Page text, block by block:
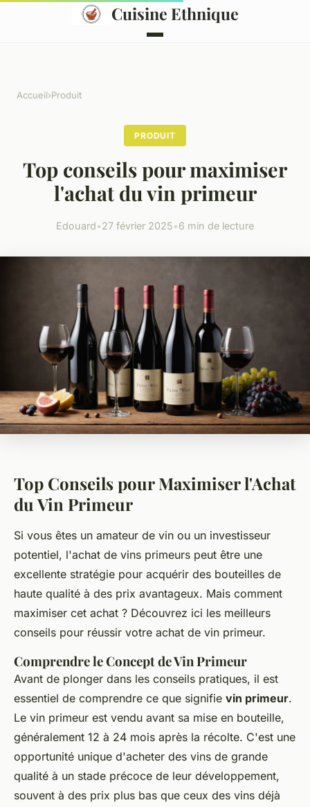
Cuisine Ethnique
Accueil›Produit
PRODUIT
Top conseils pour maximiser
l'achat du vin primeur
Edouard•27 février 2025•6 min de lecture
Top Conseils pour Maximiser l'Achat
du Vin Primeur
Si vous êtes un amateur de vin ou un investisseur
potentiel, l'achat de vins primeurs peut être une
excellente stratégie pour acquérir des bouteilles de
haute qualité à des prix avantageux. Mais comment
maximiser cet achat ? Découvrez ici les meilleurs
conseils pour réussir votre achat de vin primeur.
Comprendre le Concept de Vin Primeur
Avant de plonger dans les conseils pratiques, il est
essentiel de comprendre ce que signifie vin primeur.
Le vin primeur est vendu avant sa mise en bouteille,
généralement 12 à 24 mois après la récolte. C'est une
opportunité unique d'acheter des vins de grande
qualité à un stade précoce de leur développement,
souvent à des prix plus bas que ceux des vins déjà